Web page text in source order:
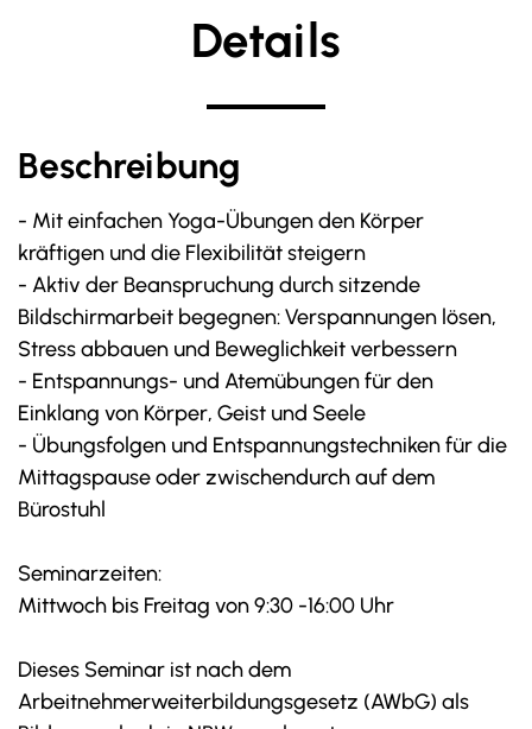
Details
Beschreibung
- Mit einfachen Yoga-Übungen den Körper
kräftigen und die Flexibilität steigern
- Aktiv der Beanspruchung durch sitzende
Bildschirmarbeit begegnen: Verspannungen lösen,
Stress abbauen und Beweglichkeit verbessern
- Entspannungs- und Atemübungen für den
Einklang von Körper, Geist und Seele
- Übungsfolgen und Entspannungstechniken für die
Mittagspause oder zwischendurch auf dem
Bürostuhl
Seminarzeiten:
Mittwoch bis Freitag von 9:30 -16:00 Uhr
Dieses Seminar ist nach dem
Arbeitnehmerweiterbildungsgesetz (AWbG) als